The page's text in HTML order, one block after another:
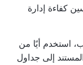
كفاءة إدارة
استخدم أيًا من
إلى جداول